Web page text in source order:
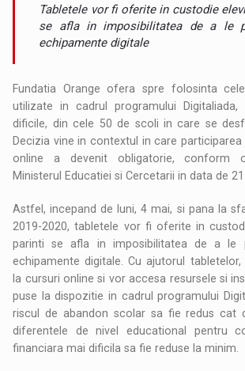
Tabletele vor fi oferite in custodie
se afla in imposibilitatea de a le
echipamente digitale
Fundatia Orange ofera spre folosinta
utilizate in cadrul programului
dificile, din cele 50 de scoli in care se
Decizia vine in contextul in care
online a devenit obligatorie, conform
Ministerul Educatiei si Cercetarii in data de 21
Astfel, incepand de luni, 4 mai, si pana la
2019-2020, tabletele vor fi oferite in
parinti se afla in imposibilitatea de a le
echipamente digitale. Cu ajutorul
la cursuri online si vor accesa resursele si
puse la dispozitie in cadrul programului
riscul de abandon scolar sa fie redus cat
diferentele de nivel educational pentru
financiara mai dificila sa fie reduse la minim.